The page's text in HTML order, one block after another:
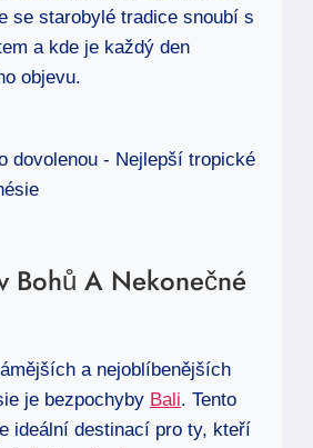
se starobylé tradice snoubí s
a kde je každý den
objevu.
Bohů A Nekonečné
a nejoblíbenějších
je bezpochyby Bali. Tento
ideální destinací pro ty, kteří